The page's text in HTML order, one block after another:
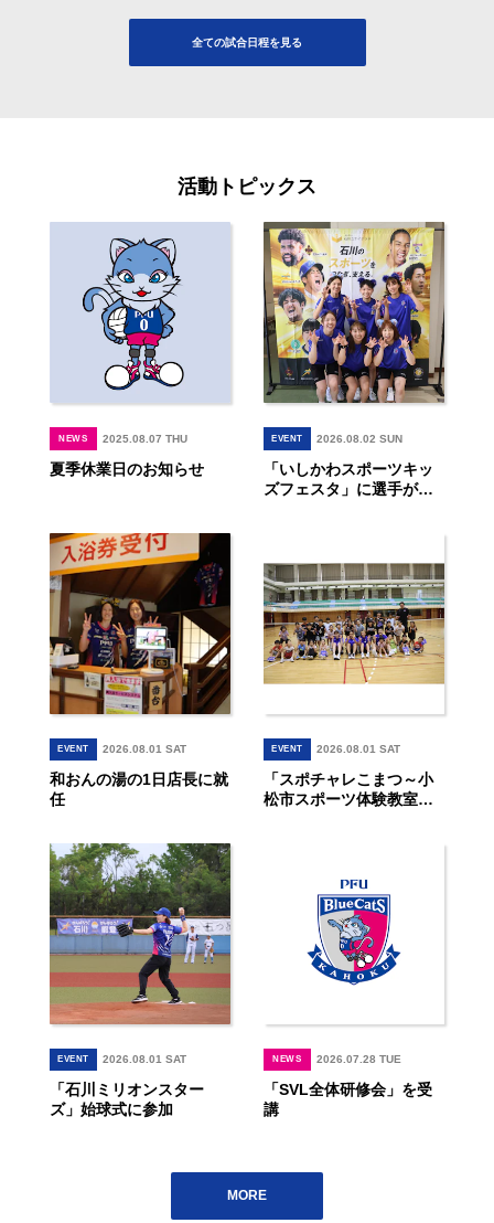
全ての試合⽇程を⾒る
活動トピックス
NEWS 2025.08.07 THU
夏季休業日のお知らせ
EVENT 2026.08.02 SUN
「いしかわスポーツキッ
ズフェスタ」に選手が参
EVENT 2026.08.01 SAT
和おんの湯の1日店長に就
任
EVENT 2026.08.01 SAT
「スポチャレこまつ～小
松市スポーツ体験教室」
EVENT 2026.08.01 SAT
「石川ミリオンスター
ズ」始球式に参加
NEWS 2026.07.28 TUE
「SVL全体研修会」を受
講
MORE